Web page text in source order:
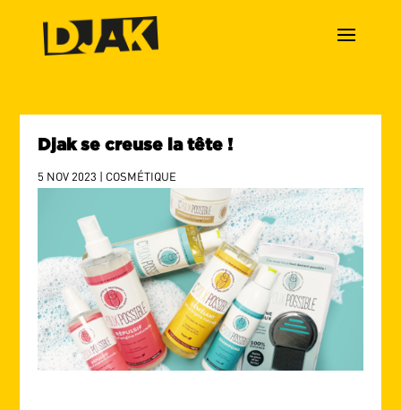
Djak se creuse la tête !
5 NOV 2023 | COSMÉTIQUE